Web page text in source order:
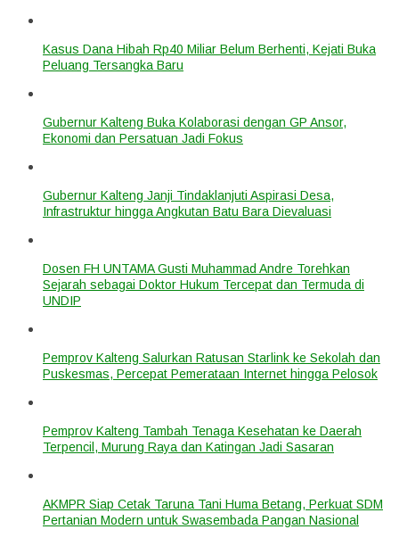
Kasus Dana Hibah Rp40 Miliar Belum Berhenti, Kejati Buka
Peluang Tersangka Baru
Gubernur Kalteng Buka Kolaborasi dengan GP Ansor,
Ekonomi dan Persatuan Jadi Fokus
Gubernur Kalteng Janji Tindaklanjuti Aspirasi Desa,
Infrastruktur hingga Angkutan Batu Bara Dievaluasi
Dosen FH UNTAMA Gusti Muhammad Andre Torehkan
Sejarah sebagai Doktor Hukum Tercepat dan Termuda di
UNDIP
Pemprov Kalteng Salurkan Ratusan Starlink ke Sekolah dan
Puskesmas, Percepat Pemerataan Internet hingga Pelosok
Pemprov Kalteng Tambah Tenaga Kesehatan ke Daerah
Terpencil, Murung Raya dan Katingan Jadi Sasaran
AKMPR Siap Cetak Taruna Tani Huma Betang, Perkuat SDM
Pertanian Modern untuk Swasembada Pangan Nasional